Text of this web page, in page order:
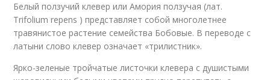
Белый ползучий клевер или Амория ползучая (лат.
Trifolium repens ) представляет собой многолетнее
травянистое растение семейства Бобовые. В переводе с
латыни слово клевер означает «трилистник».
Ярко-зеленые тройчатые листочки клевера с душистыми